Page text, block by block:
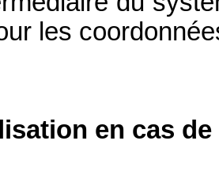
les
en cas